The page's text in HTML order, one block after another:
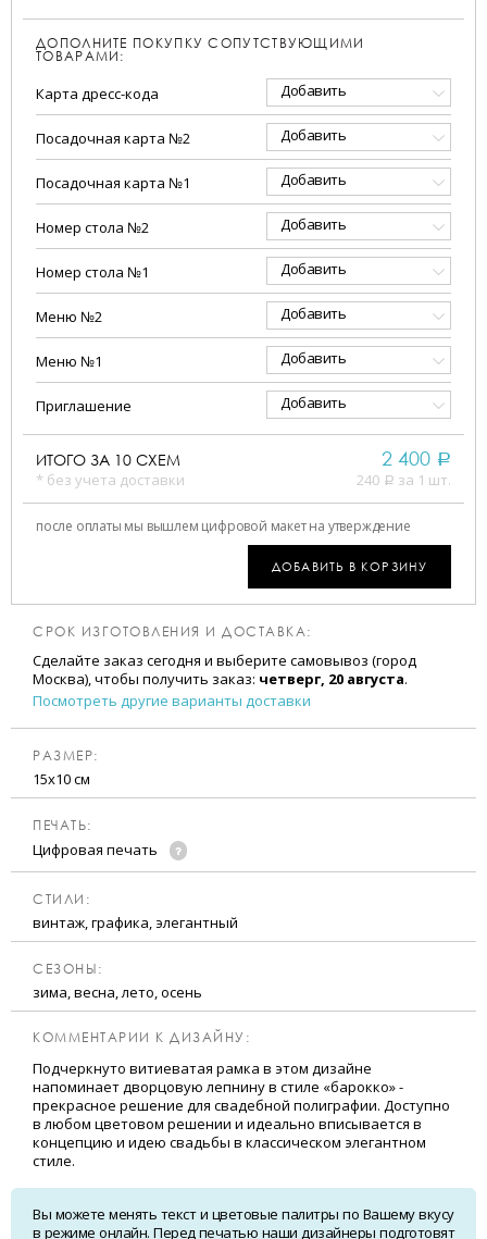
ДОПОЛНИТЕ ПОКУПКУ СОПУТСТВУЮЩИМИ
ТОВАРАМИ:
Карта дресс-кода Добавить
Посадочная карта №2 Добавить
Посадочная карта №1 Добавить
Номер стола №2 Добавить
Номер стола №1 Добавить
Меню №2 Добавить
Меню №1 Добавить
Приглашение Добавить
ИТОГО ЗА 10 СХЕМ
* без учета доставки
2 400 a
240 a за 1 шт.
после оплаты мы вышлем цифровой макет на утверждение
ДОБАВИТЬ В КОРЗИНУ
СРОК ИЗГОТОВЛЕНИЯ И ДОСТАВКА:
Сделайте заказ сегодня и выберите самовывоз (город
Москва), чтобы получить заказ: четверг, 20 августа.
Посмотреть другие варианты доставки
РАЗМЕР:
15х10 см
ПЕЧАТЬ:
Цифровая печать
CТИЛИ:
винтаж, графика, элегантный
CЕЗОНЫ:
зима, весна, лето, осень
КОММЕНТАРИИ К ДИЗАЙНУ:
Подчеркнуто витиеватая рамка в этом дизайне
напоминает дворцовую лепнину в стиле «барокко» -
прекрасное решение для свадебной полиграфии. Доступно
в любом цветовом решении и идеально вписывается в
концепцию и идею свадьбы в классическом элегантном
стиле.
Вы можете менять текст и цветовые палитры по Вашему вкусу
в режиме онлайн. Перед печатью наши дизайнеры подготовят